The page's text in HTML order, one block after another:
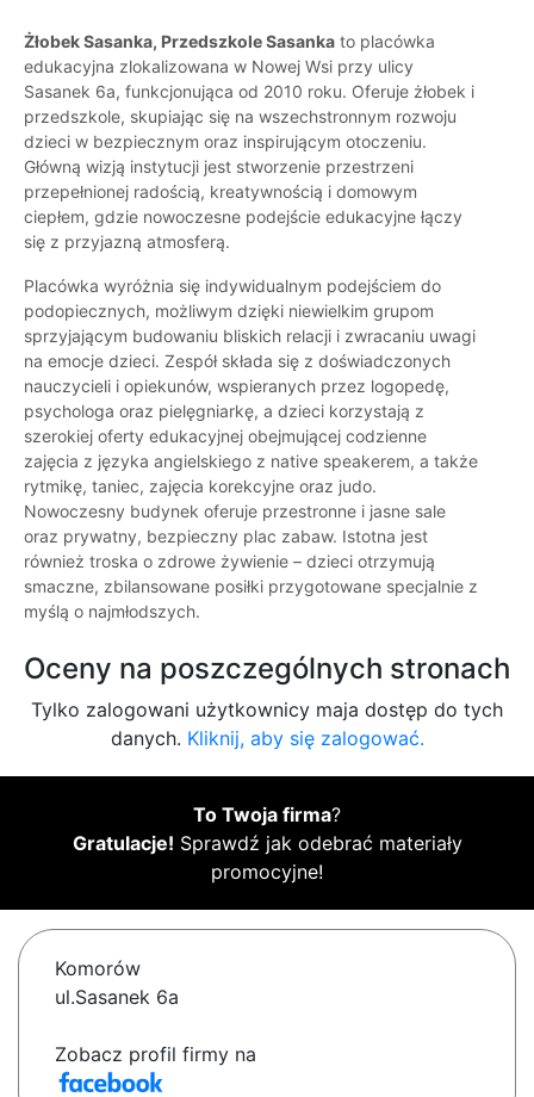
Żłobek Sasanka, Przedszkole Sasanka to placówka
edukacyjna zlokalizowana w Nowej Wsi przy ulicy
Sasanek 6a, funkcjonująca od 2010 roku. Oferuje żłobek i
przedszkole, skupiając się na wszechstronnym rozwoju
dzieci w bezpiecznym oraz inspirującym otoczeniu.
Główną wizją instytucji jest stworzenie przestrzeni
przepełnionej radością, kreatywnością i domowym
ciepłem, gdzie nowoczesne podejście edukacyjne łączy
się z przyjazną atmosferą.
Placówka wyróżnia się indywidualnym podejściem do
podopiecznych, możliwym dzięki niewielkim grupom
sprzyjającym budowaniu bliskich relacji i zwracaniu uwagi
na emocje dzieci. Zespół składa się z doświadczonych
nauczycieli i opiekunów, wspieranych przez logopedę,
psychologa oraz pielęgniarkę, a dzieci korzystają z
szerokiej oferty edukacyjnej obejmującej codzienne
zajęcia z języka angielskiego z native speakerem, a także
rytmikę, taniec, zajęcia korekcyjne oraz judo.
Nowoczesny budynek oferuje przestronne i jasne sale
oraz prywatny, bezpieczny plac zabaw. Istotna jest
również troska o zdrowe żywienie – dzieci otrzymują
smaczne, zbilansowane posiłki przygotowane specjalnie z
myślą o najmłodszych.
Oceny na poszczególnych stronach
Tylko zalogowani użytkownicy maja dostęp do tych
danych. Kliknij, aby się zalogować.
To Twoja firma?
Gratulacje! Sprawdź jak odebrać materiały
promocyjne!
Komorów
ul.Sasanek 6a
Zobacz profil firmy na